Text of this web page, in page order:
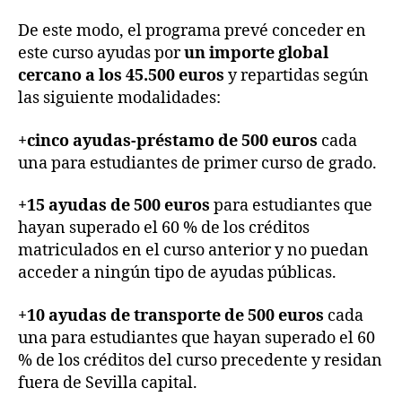
De este modo, el programa prevé conceder en
este curso ayudas porun importe global
cercano a los 45.500 euros y repartidas según
las siguiente modalidades:
+cinco ayudas-préstamo de 500 euros cada
una para estudiantes de primer curso de grado.
+15 ayudas de 500 euros para estudiantes que
hayan superado el 60 % de los créditos
matriculados en el curso anterior y no puedan
acceder a ningún tipo de ayudas públicas.
+10 ayudas de transporte de 500 euros cada
una para estudiantes que hayan superado el 60
% de los créditos del curso precedente y residan
fuera de Sevilla capital.